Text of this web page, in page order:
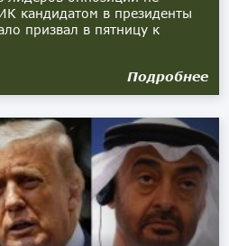
кандидатом в президенты
призвал в пятницу к
Подробнее